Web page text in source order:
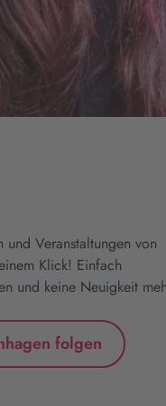
Veranstaltungen von
Klick! Einfach
und keine Neuigkeit
folgen